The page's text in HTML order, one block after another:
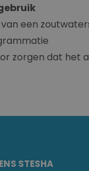
een
zorgen dat het
STESHA